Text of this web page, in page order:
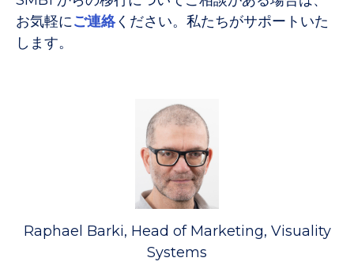
お気軽にご連絡ください。私たちがサポートいた
します。
Raphael Barki, Head of Marketing, Visuality
Systems